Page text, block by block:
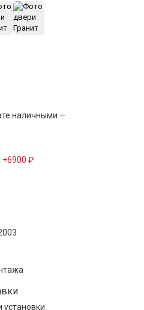
наличными —
+6900 ₽